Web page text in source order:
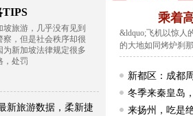
TIPS
坡旅游，几乎没有见到
察，但是社会秩序却很
为新加坡法律规定很多
，处罚
新旅游数据，柔新捷
乘着
&ldquo;飞机以惊人
的大地如同烤炉刹
新都区：成都
冬季来秦皇岛
来扬州，吃是